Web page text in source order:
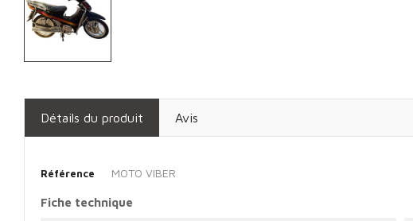
Détails du produit Avis
Référence MOTO VIBER
Fiche technique